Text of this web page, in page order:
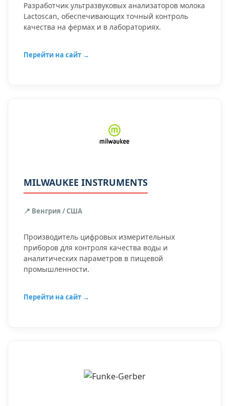
Разработчик ультразвуковых анализаторов молока
Lactoscan, обеспечивающих точный контроль
качества на фермах и в лабораториях.
Перейти на сайт →
MILWAUKEE INSTRUMENTS
📍 Венгрия / США
Производитель цифровых измерительных
приборов для контроля качества воды и
аналитических параметров в пищевой
промышленности.
Перейти на сайт →